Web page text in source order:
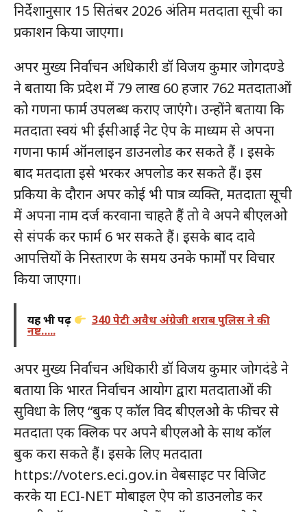
निर्देशानुसार 15 सितंबर 2026 अंतिम मतदाता सूची का
प्रकाशन किया जाएगा।
अपर मुख्य निर्वाचन अधिकारी डॉ विजय कुमार जोगदण्डे
ने बताया कि प्रदेश में 79 लाख 60 हजार 762 मतदाताओं
को गणना फार्म उपलब्ध कराए जाएंगे। उन्होंने बताया कि
मतदाता स्वयं भी ईसीआई नेट ऐप के माध्यम से अपना
गणना फार्म ऑनलाइन डाउनलोड कर सकते हैं । इसके
बाद मतदाता इसे भरकर अपलोड कर सकते हैं। इस
प्रकिया के दौरान अपर कोई भी पात्र व्यक्ति, मतदाता सूची
में अपना नाम दर्ज करवाना चाहते हैं तो वे अपने बीएलओ
से संपर्क कर फार्म 6 भर सकते हैं। इसके बाद दावे
आपत्तियों के निस्तारण के समय उनके फार्मों पर विचार
किया जाएगा।
यह भी पढ़ें 340 पेटी अवैध अंग्रेजी शराब पुलिस ने की
नष्ट…..
अपर मुख्य निर्वाचन अधिकारी डॉ विजय कुमार जोगदंडे ने
बताया कि भारत निर्वाचन आयोग द्वारा मतदाताओं की
सुविधा के लिए “बुक ए कॉल विद बीएलओ के फीचर से
मतदाता एक क्लिक पर अपने बीएलओ के साथ कॉल
बुक करा सकते हैं। इसके लिए मतदाता
https://voters.eci.gov.in वेबसाइट पर विजिट
करके या ECI-NET मोबाइल ऐप को डाउनलोड कर